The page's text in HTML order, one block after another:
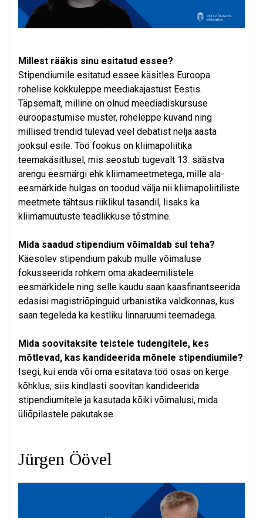
Millest rääkis sinu esitatud essee?
Stipendiumile esitatud essee käsitles Euroopa
rohelise kokkuleppe meediakajastust Eestis.
Täpsemalt, milline on olnud meediadiskursuse
euroopastumise muster, roheleppe kuvand ning
millised trendid tulevad veel debatist nelja aasta
jooksul esile. Töö fookus on kliimapoliitika
teemakäsitlusel, mis seostub tugevalt 13. säästva
arengu eesmärgi ehk kliimameetmetega, mille ala-
eesmärkide hulgas on toodud välja nii kliimapoliitiliste
meetmete tähtsus riiklikul tasandil, lisaks ka
kliimamuutuste teadlikkuse tõstmine.
Mida saadud stipendium võimaldab sul teha?
Käesolev stipendium pakub mulle võimaluse
fokusseerida rohkem oma akadeemilistele
eesmärkidele ning selle kaudu saan kaasfinantseerida
edasisi magistriõpinguid urbanistika valdkonnas, kus
saan tegeleda ka kestliku linnaruumi teemadega.
Mida soovitaksite teistele tudengitele, kes
mõtlevad, kas kandideerida mõnele stipendiumile?
Isegi, kui enda või oma esitatava töö osas on kerge
kõhklus, siis kindlasti soovitan kandideerida
stipendiumitele ja kasutada kõiki võimalusi, mida
üliõpilastele pakutakse.
Jürgen Öövel